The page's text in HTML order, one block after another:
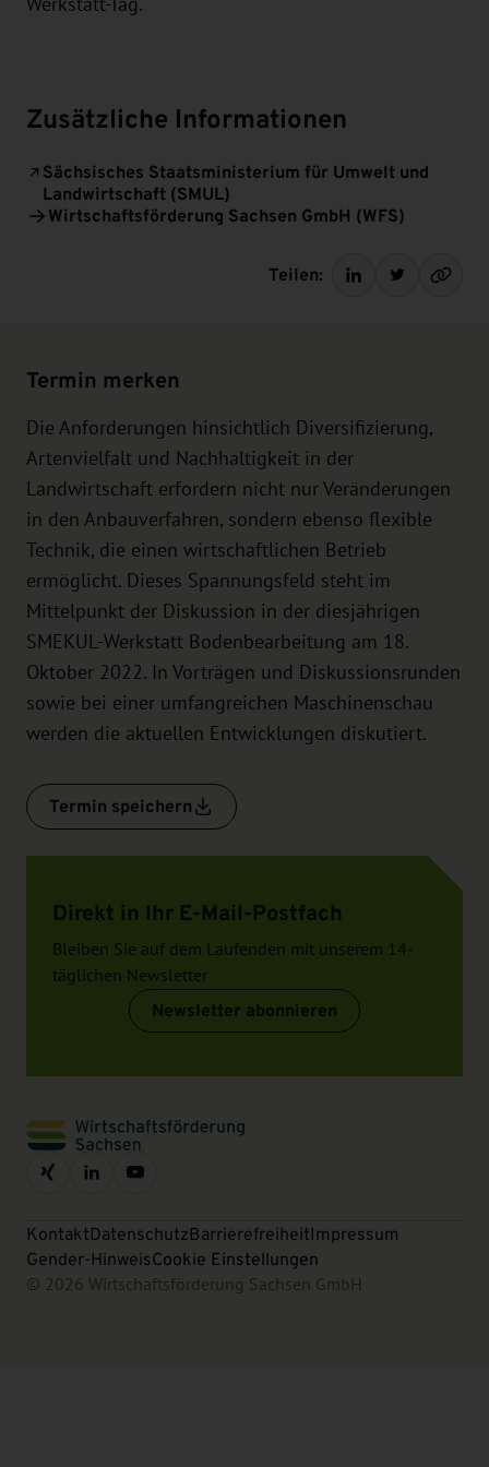
Werkstatt-Tag.
Zusätzliche Informationen
Sächsisches Staatsministerium für Umwelt und
Landwirtschaft (SMUL)
Wirtschaftsförderung Sachsen GmbH (WFS)
Teilen:
Termin merken
Die Anforderungen hinsichtlich Diversifizierung,
Artenvielfalt und Nachhaltigkeit in der
Landwirtschaft erfordern nicht nur Veränderungen
in den Anbauverfahren, sondern ebenso flexible
Technik, die einen wirtschaftlichen Betrieb
ermöglicht. Dieses Spannungsfeld steht im
Mittelpunkt der Diskussion in der diesjährigen
SMEKUL-Werkstatt Bodenbearbeitung am 18.
Oktober 2022. In Vorträgen und Diskussionsrunden
sowie bei einer umfangreichen Maschinenschau
werden die aktuellen Entwicklungen diskutiert.
Termin speichern
Direkt in Ihr E-Mail-Postfach
Bleiben Sie auf dem Laufenden mit unserem 14-
täglichen Newsletter
Newsletter abonnieren
KontaktDatenschutzBarrierefreiheitImpressum
Gender-HinweisCookie Einstellungen
© 2026 Wirtschaftsförderung Sachsen GmbH